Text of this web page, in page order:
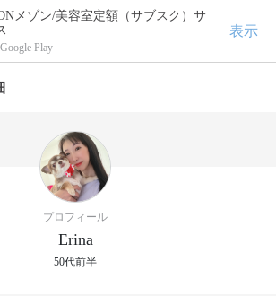
メゾン/美容室定額（サブスク）サ
Google Play
表示
プロフィール
Erina
50代前半